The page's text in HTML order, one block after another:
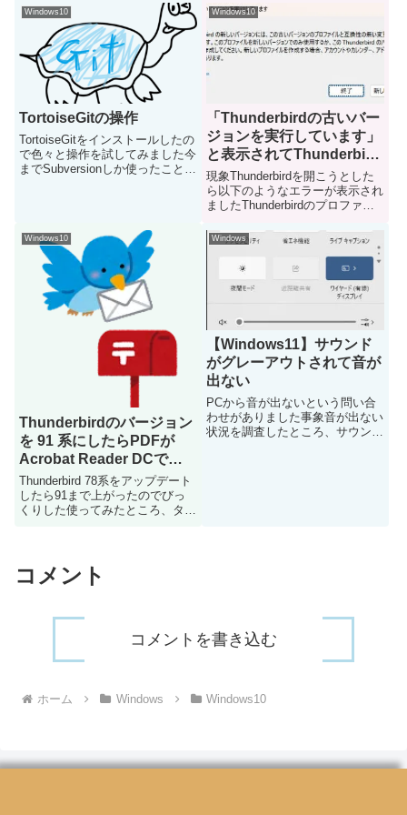
したメールアドレスを上に移動し
たくなったり、順番を並び替えた
くなることもあると思いますやり
方ですが、とても簡単...
Windows10
TortoiseGitの操作
TortoiseGitをインストールしたの
で色々と操作を試してみました今
までSubversionしか使ったことが
いました本手順は、GitLabとTo...
Windows10
「Thunderbirdの古いバー
ジョンを実行しています」
と表示されてThunderbird
が開けない
現象Thunderbirdを開こうとした
ら以下のようなエラーが表示され
ましたThunderbirdのプロファイ
いるThunderbirdのバージョンが
古い場合に表示されるエラーです
同じ移動ユーザープロファイル
Windows10
Thunderbirdのバージョン
を 91 系にしたらPDFが
Acrobat Reader DCでは
なくThunderbird上で開く
ようになってしまった
Thunderbird 78系をアップデート
したら91まで上がったのでびっ
くりした使ってみたところ、タス
ったところが大きな変更点だなと
感じ...
Windows
【Windows11】サウンド
がグレーアウトされて音が
出ない
PCから音が出ないという問い合
わせがありました事象音が出ない
状況を調査したところ、サウンド
コメント
コメントを書き込む
ホーム Windows Windows10